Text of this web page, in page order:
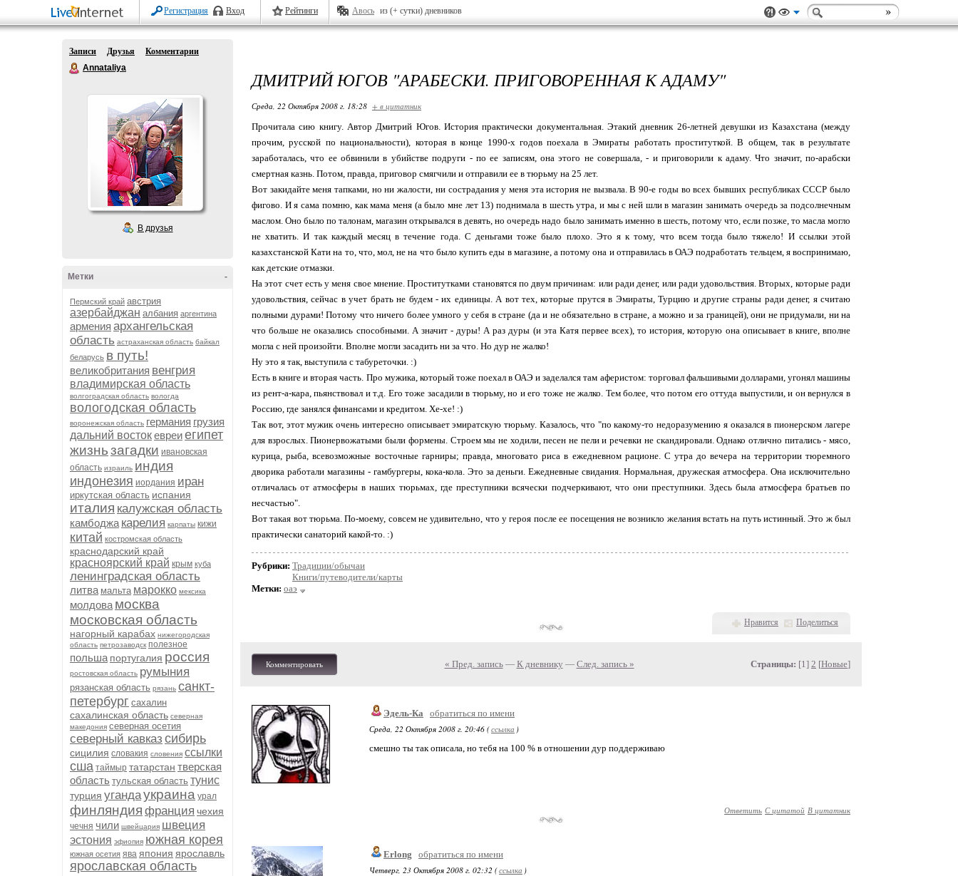
Регистрация Вход Рейтинги Авось из (+ сутки) дневников
Записи Друзья
Комментарии
Annataliya
В друзья
-
Метки
Пермский край австрия
азербайджан албания аргентина
армения архангельская
область астраханская область байкал
беларусь в путь!
великобритания венгрия
владимирская область
волгоградская область вологда
вологодская область
воронежская область германия грузия
дальний востокевреиегипет
жизньзагадки ивановская
область израиль индия
индонезия иордания иран
иркутская область испания
италия калужская область
камбоджа карелия карпаты кижи
китай костромская область
краснодарский край
красноярский край крым куба
ленинградская область
литва мальта марокко мексика
молдова москва
московская область
нагорный карабах нижегородская
область петрозаводск полезное
польша португалия россия
ростовская область румыния
рязанская область рязань санкт-
петербург сахалин
сахалинская область северная
македония северная осетия
северный кавказ сибирь
сицилия словакия словения ссылки
сша таймыр татарстан тверская
область тульская область тунис
турция угандаукраина урал
финляндия франция чехия
чечня чили швейцария швеция
эстония эфиопия южная корея
южная осетия ява япония ярославль
ярославская область
ДМИТРИЙ ЮГОВ "АРАБЕСКИ. ПРИГОВОРЕННАЯ К АДАМУ"
Среда, 22 Октября 2008 г. 18:28 + в цитатник
Прочитала сию книгу. Автор Дмитрий Югов. История практически документальная. Этакий дневник 26-летней девушки из Казахстана (между
прочим, русской по национальности), которая в конце 1990-х годов поехала в Эмираты работать проституткой. В общем, так в результате
заработалась, что ее обвинили в убийстве подруги - по ее записям, она этого не совершала, - и приговорили к адаму. Что значит, по-арабски
смертная казнь. Потом, правда, приговор смягчили и отправили ее в тюрьму на 25 лет.
Вот закидайте меня тапками, но ни жалости, ни сострадания у меня эта история не вызвала. В 90-е годы во всех бывших республиках СССР было
фигово. И я сама помню, как мама меня (а было мне лет 13) поднимала в шесть утра, и мы с ней шли в магазин занимать очередь за подсолнечным
маслом. Оно было по талонам, магазин открывался в девять, но очередь надо было занимать именно в шесть, потому что, если позже, то масла могло
не хватить. И так каждый месяц в течение года. С деньгами тоже было плохо. Это я к тому, что всем тогда было тяжело! И ссылки этой
казахстанской Кати на то, что, мол, не на что было купить еды в магазине, а потому она и отправилась в ОАЭ подработать тельцем, я воспринимаю,
как детские отмазки.
На этот счет есть у меня свое мнение. Проститутками становятся по двум причинам: или ради денег, или ради удовольствия. Вторых, которые ради
удовольствия, сейчас в учет брать не будем - их единицы. А вот тех, которые прутся в Эмираты, Турцию и другие страны ради денег, я считаю
полными дурами! Потому что ничего более умного у себя в стране (да и не обязательно в стране, а можно и за границей), они не придумали, ни на
что больше не оказались способными. А значит - дуры! А раз дуры (и эта Катя первее всех), то история, которую она описывает в книге, вполне
могла с ней произойти. Вполне могли засадить ни за что. Но дур не жалко!
Ну это я так, выступила с табуреточки. :)
Есть в книге и вторая часть. Про мужика, который тоже поехал в ОАЭ и заделался там аферистом: торговал фальшивыми долларами, угонял машины
из рент-а-кара, пьянствовал и т.д. Его тоже засадили в тюрьму, но и его тоже не жалко. Тем более, что потом его оттуда выпустили, и он вернулся в
Россию, где занялся финансами и кредитом. Хе-хе! :)
Так вот, этот мужик очень интересно описывает эмиратскую тюрьму. Казалось, что "по какому-то недоразумению я оказался в пионерском лагере
для взрослых. Пионервожатыми были формены. Строем мы не ходили, песен не пели и речевки не скандировали. Однако отлично питались - мясо,
курица, рыба, всевозможные восточные гарниры; правда, многовато риса в ежедневном рационе. С утра до вечера на территории тюремного
дворика работали магазины - гамбургеры, кока-кола. Это за деньги. Ежедневные свидания. Нормальная, дружеская атмосфера. Она исключительно
отличалась от атмосферы в наших тюрьмах, где преступники всячески подчеркивают, что они преступники. Здесь была атмосфера братьев по
несчастью".
Вот такая вот тюрьма. По-моему, совсем не удивительно, что у героя после ее посещения не возникло желания встать на путь истинный. Это ж был
практически санаторий какой-то. :)
Рубрики: Традиции/обычаи
Книги/путеводители/карты
Метки: оаэ
Нравится Поделиться
Комментировать « Пред. запись— К дневнику — След. запись » Страницы: [1] 2 [Новые]
Эдель-Ка
обратиться по имени
Среда, 22 Октября 2008 г. 20:46 (ссылка )
смешно ты так описала, но тебя на 100 % в отношении дур поддерживаю
Ответить С цитатой В цитатник
Erlong
обратиться по имени
Четверг, 23 Октября 2008 г. 02:32 (ссылка )